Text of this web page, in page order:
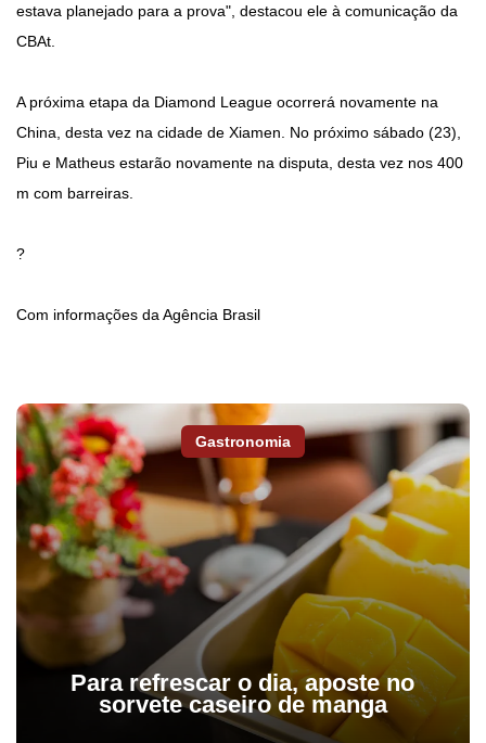
estava planejado para a prova", destacou ele à comunicação da
CBAt.
A próxima etapa da Diamond League ocorrerá novamente na
China, desta vez na cidade de Xiamen. No próximo sábado (23),
Piu e Matheus estarão novamente na disputa, desta vez nos 400
m com barreiras.
?
Com informações da Agência Brasil
Gastronomia
Para refrescar o dia, aposte no
sorvete caseiro de manga